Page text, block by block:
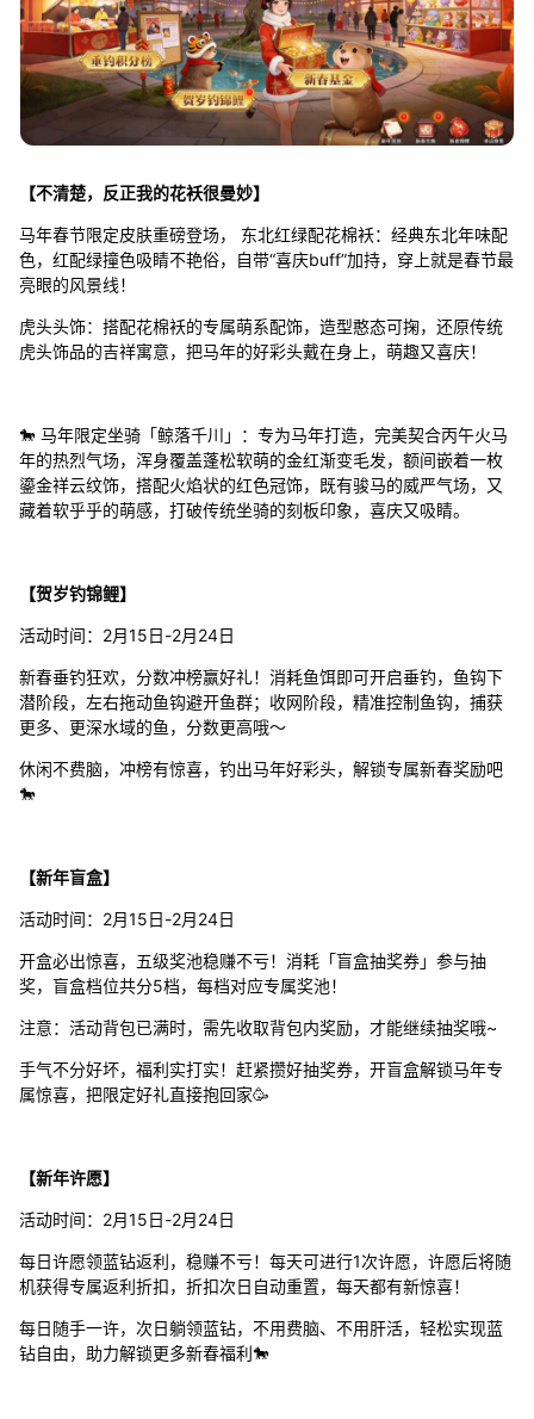
【不清楚，反正我的花袄很曼妙】
马年春节限定皮肤重磅登场， 东北红绿配花棉袄：经典东北年味配
色，红配绿撞色吸睛不艳俗，自带“喜庆buff”加持，穿上就是春节最
亮眼的风景线！
虎头头饰：搭配花棉袄的专属萌系配饰，造型憨态可掬，还原传统
虎头饰品的吉祥寓意，把马年的好彩头戴在身上，萌趣又喜庆！
🐎 马年限定坐骑「鲸落千川」：专为马年打造，完美契合丙午火马
年的热烈气场，浑身覆盖蓬松软萌的金红渐变毛发，额间嵌着一枚
鎏金祥云纹饰，搭配火焰状的红色冠饰，既有骏马的威严气场，又
藏着软乎乎的萌感，打破传统坐骑的刻板印象，喜庆又吸睛。
【贺岁钓锦鲤】
活动时间：2月15日-2月24日
新春垂钓狂欢，分数冲榜赢好礼！消耗鱼饵即可开启垂钓，鱼钩下
潜阶段，左右拖动鱼钩避开鱼群；收网阶段，精准控制鱼钩，捕获
更多、更深水域的鱼，分数更高哦～
休闲不费脑，冲榜有惊喜，钓出马年好彩头，解锁专属新春奖励吧
🐎
【新年盲盒】
活动时间：2月15日-2月24日
开盒必出惊喜，五级奖池稳赚不亏！消耗「盲盒抽奖券」参与抽
奖，盲盒档位共分5档，每档对应专属奖池！
注意：活动背包已满时，需先收取背包内奖励，才能继续抽奖哦~
手气不分好坏，福利实打实！赶紧攒好抽奖券，开盲盒解锁马年专
属惊喜，把限定好礼直接抱回家🥳
【新年许愿】
活动时间：2月15日-2月24日
每日许愿领蓝钻返利，稳赚不亏！每天可进行1次许愿，许愿后将随
机获得专属返利折扣，折扣次日自动重置，每天都有新惊喜！
每日随手一许，次日躺领蓝钻，不用费脑、不用肝活，轻松实现蓝
钻自由，助力解锁更多新春福利🐎